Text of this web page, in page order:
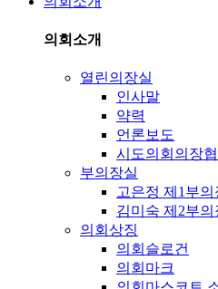
의회소개
열린의장실
인사말
약력
언론보도
시도의회의장
부의장실
고은정 제1부의
김미숙 제2부의
의회상징
의회슬로건
의회마크